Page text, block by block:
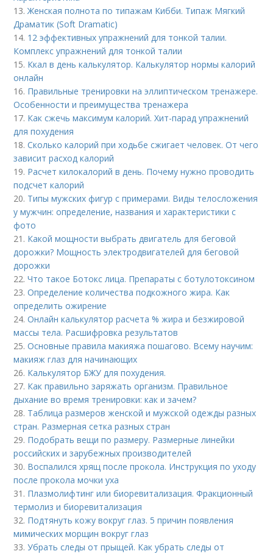
13.Женская полнота по типажам Кибби. Типаж Мягкий
Драматик (Soft Dramatic)
14. 12 эффективных упражнений для тонкой талии.
Комплекс упражнений для тонкой талии
15. Ккал в день калькулятор. Калькулятор нормы калорий
онлайн
16. Правильные тренировки на эллиптическом тренажере.
Особенности и преимущества тренажера
17. Как сжечь максимум калорий. Хит-парад упражнений
для похудения
18.Сколько калорий при ходьбе сжигает человек. От чего
зависит расход калорий
19. Расчет килокалорий в день. Почему нужно проводить
подсчет калорий
20. Типы мужских фигур с примерами. Виды телосложения
у мужчин: определение, названия и характеристики с
фото
21. Какой мощности выбрать двигатель для беговой
дорожки? Мощность электродвигателей для беговой
дорожки
22.Что такое Ботокс лица. Препараты с ботулотоксином
23.Определение количества подкожного жира. Как
определить ожирение
24.Онлайн калькулятор расчета % жира и безжировой
массы тела. Расшифровка результатов
25.Основные правила макияжа пошагово. Всему научим:
макияж глаз для начинающих
26. Калькулятор БЖУ для похудения.
27. Как правильно заряжать организм. Правильное
дыхание во время тренировки: как и зачем?
28. Таблица размеров женской и мужской одежды разных
стран. Размерная сетка разных стран
29. Подобрать вещи по размеру. Размерные линейки
российских и зарубежных производителей
30. Воспалился хрящ после прокола. Инструкция по уходу
после прокола мочки уха
31. Плазмолифтинг или биоревитализация. Фракционный
термолиз и биоревитализация
32. Подтянуть кожу вокруг глаз. 5 причин появления
мимических морщин вокруг глаз
33.Убрать следы от прыщей. Как убрать следы от